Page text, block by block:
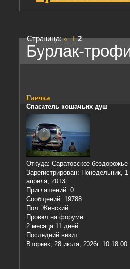
Бурлак-
Страница:« 1 2
Гаечка
Спасатель кошачьих душ
Откуда: Саратовское бездорожье
Зарегистрирован: Понедельник, 1
апреля, 2013г.
Приглашений: 0
Сообщений: 19788
Пол: Женский
Провел на форуме:
2 месяца 11 дней
Последний визит:
Вторник, 28 июля, 2026г. 10:18:00